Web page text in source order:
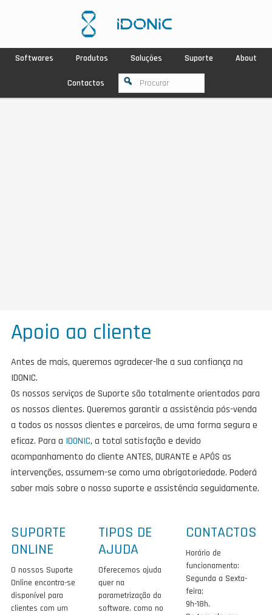
Softwares Produtos Soluções Suporte About
Contactos
Apoio ao cliente
Antes de mais, queremos agradecer-lhe a sua confiança na
IDONIC.
Os nossos serviços de Suporte são totalmente orientados para
os nossos clientes. Queremos garantir a assistência pós-venda
a todos os nossos clientes e parceiros, de uma forma segura e
eficaz. Para a IDONIC, a total satisfação e devido
acompanhamento do cliente ANTES, DURANTE e APÓS as
intervenções, assumem-se como uma obrigatoriedade. Poderá
saber mais sobre o nosso suporte e assistência seguidamente.
SUPORTE
ONLINE
O nossos Suporte
Online encontra-se
disponível para
clientes com um
TIPOS DE
AJUDA
Oferecemos ajuda
quer na
parametrização do
software, como no
CONTACTOS
Horário de
funcionamento:
Segunda a Sexta-
feira;
9h-18h.